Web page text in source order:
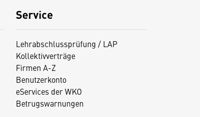
Service
Lehrabschlussprüfung / LAP
Kollektivverträge
Firmen A-Z
Benutzerkonto
eServices der WKO
Betrugswarnungen